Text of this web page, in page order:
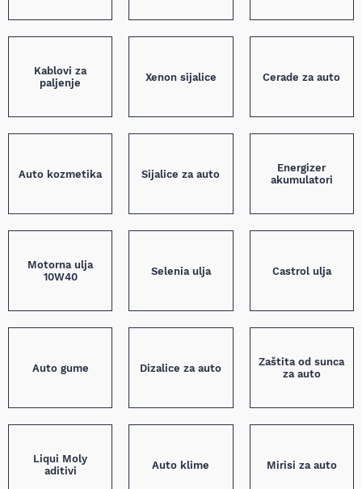
Kablovi za
paljenje
Xenon sijalice Cerade za auto
Auto kozmetika Sijalice za auto
Energizer
akumulatori
Motorna ulja
10W40
Selenia ulja Castrol ulja
Auto gume Dizalice za auto
Zaštita od sunca
za auto
Liqui Moly
aditivi
Auto klime Mirisi za auto